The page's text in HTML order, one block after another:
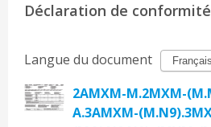
Déclaration de conformité
Langue du document
2AMXM-M.2MXM-
A.3AMXM-